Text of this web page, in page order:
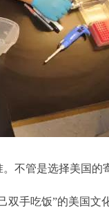
不管是选择美国
手吃饭”的美国文